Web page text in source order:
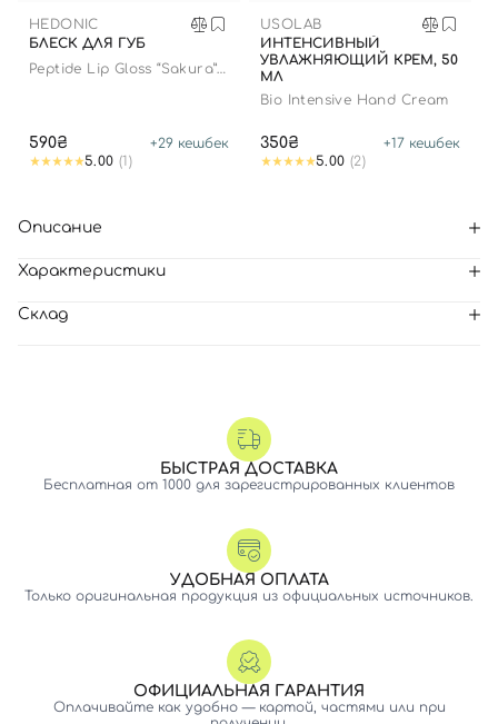
HEDONIC
БЛЕСК ДЛЯ ГУБ
Peptide Lip Gloss “Sakura”
590₴ +29 кешбек
5.00 (1)
USOLAB
ИНТЕНСИВНЫЙ
УВЛАЖНЯЮЩИЙ КРЕМ, 50
МЛ
Bio Intensive Hand Cream
350₴ +17 кешбек
5.00 (2)
Описание
Характеристики
Склад
БЫСТРАЯ ДОСТАВКА
Бесплатная от 1000 для зарегистрированных клиентов
УДОБНАЯ ОПЛАТА
Только оригинальная продукция из официальных источников.
ОФИЦИАЛЬНАЯ ГАРАНТИЯ
Оплачивайте как удобно — картой, частями или при